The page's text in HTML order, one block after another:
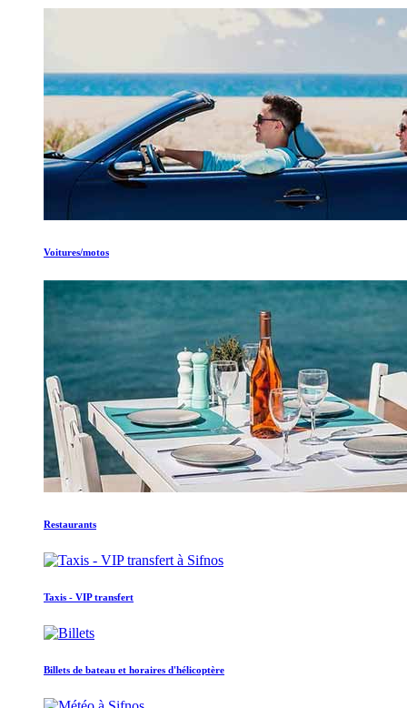
Voitures/motos
Restaurants
Taxis - VIP transfert
Billets de bateau et horaires d'hélicoptère